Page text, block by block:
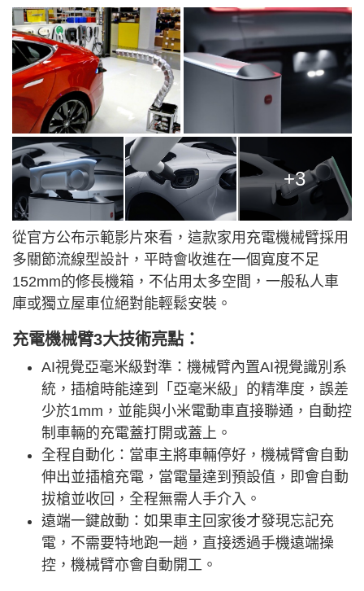
+3
從官方公布示範影片來看，這款家用充電機械臂採用
多關節流線型設計，平時會收進在一個寬度不足
152mm的修長機箱，不佔用太多空間，一般私人車
庫或獨立屋車位絕對能輕鬆安裝。
充電機械臂3大技術亮點：
AI視覺亞毫米級對準：機械臂內置AI視覺識別系
統，插槍時能達到「亞毫米級」的精準度，誤差
少於1mm ，並能與小米電動車直接聯通，自動控
制車輛的充電蓋打開或蓋上。
全程自動化：當車主將車輛停好，機械臂會自動
伸出並插槍充電，當電量達到預設值，即會自動
拔槍並收回，全程無需人手介入。
遠端一鍵啟動：如果車主回家後才發現忘記充
電，不需要特地跑一趟，直接透過手機遠端操
控，機械臂亦會自動開工。